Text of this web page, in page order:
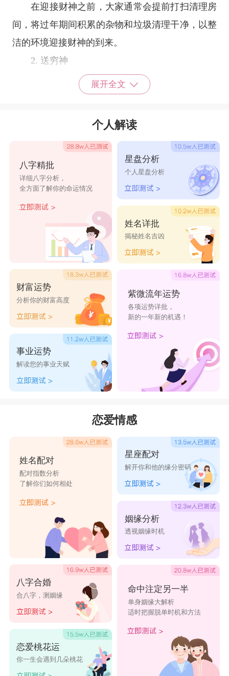
在迎接财神之前，大家通常会提前打扫清理房
间，将过年期间积累的杂物和垃圾清理干净，以整
洁的环境迎接财神的到来。
2. 送穷神
迎财神之前，许多地方还会进行“送穷神”活
动。比如有的地方会制作小人，将垃圾放入小人背
财运。也有地方通过准备贡品和香火，默念祈求穷
神离开，带走去年的霉运。
3. 请财神
送走穷神后，接下来就是迎接财神了。一般会
在大厅摆放供桌，面朝外，桌上放置五色瓜果、五
杯清茶，并点燃长明灯和香烛。接着，大家会进行
击锣鸣鼓的仪式，集体拜财神，祈求财源广进、事
业顺利。
4. 不出门拜访
大年初五是迎财神的日子，这一天最好全家人
都待在家里，不适合外出走亲访友，否则可能会影
响到自己的好运。破五节这天，应尽量避免外出串
门或拜访亲戚，保持家中安稳，迎接财神。
5. 吃饺子
正月初五还有吃饺子的传统，寓意着来年事业
地方还有吃煎饼、汤圆等食物，这些传统食品象征
着招财进宝，祈愿财运亨通。
6. 开业开市
正月初五不仅是迎财神的好日子，还是许多商
铺选择开业的时机。商家通常会在这一天将财神像
请到店里，供奉在财位上，并点燃长明灯，保持财
位清洁，祈求生意兴隆、财源广进。
这些迎财神的传统习俗，不仅能带来好运，还
增添了春节的喜庆气氛。希望大家能够按照当地习
俗，好好迎接财神，迎接一个富贵满满的新年！
展开全文
个人解读
八字精批
详细八字分析，
全方面了解你的命运情况
财富运势
分析你的财富高度
事业运势
解读您的事业天赋
星盘分析
个人星盘分析
姓名详批
揭秘姓名吉凶
紫微流年运势
各项运势详批，
新的一年新的机遇！
恋爱情感
姓名配对
配对指数分析
了解你们如何相处
八字合婚
合八字，测姻缘
恋爱桃花运
你一生会遇到几朵桃花
星座配对
解开你和他的缘分密码
姻缘分析
透视姻缘时机
命中注定另一半
单身姻缘大解析
适时把握脱单时机和方法